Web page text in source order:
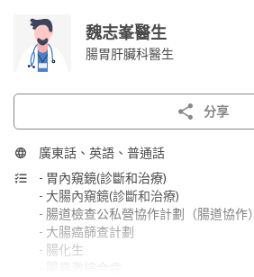
魏志峯醫生
腸胃肝臟科醫生
分享
廣東話、英語、普通話
- 胃內窺鏡(診斷和治療)
- 大腸內窺鏡(診斷和治療)
- 腸道檢查公私營協作計劃（腸道協作）
- 大腸癌篩查計劃
- 腸化生